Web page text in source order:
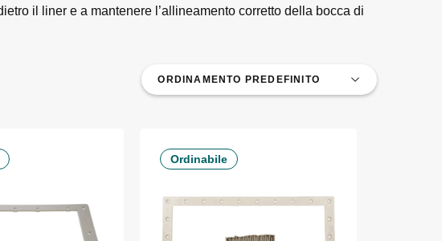
il liner e a mantenere l’allineamento corretto della bocca di
Ordinabile